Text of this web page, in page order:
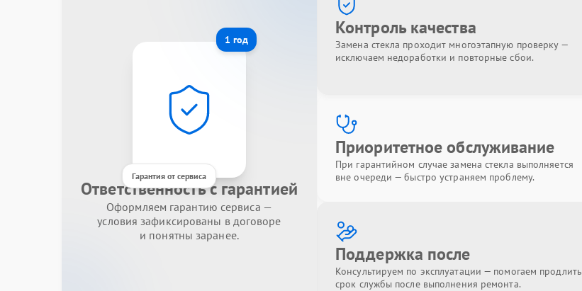
1 год
Гарантия от сервиса
Ответственность с гарантией
Оформляем гарантию сервиса —
условия зафиксированы в договоре
и понятны заранее.
Контроль качества
Замена стекла проходит многоэтапную проверку —
исключаем недоработки и повторные сбои.
Приоритетное обслуживание
При гарантийном случае замена стекла выполняется
вне очереди — быстро устраняем проблему.
Поддержка после
Консультируем по эксплуатации — помогаем продлить
срок службы после выполнения ремонта.